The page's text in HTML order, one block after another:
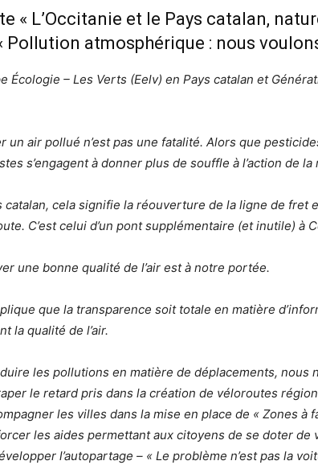
« L’Occitanie et le Pays catalan,
Pollution atmosphérique : nous
Écologie – Les Verts (Eelv) en Pays catalan et
un air pollué n’est pas une fatalité. Alors que
s’engagent à donner plus de souffle à l’action de
catalan, cela signifie la réouverture de la ligne de fret
C’est celui d’un pont supplémentaire (et inutile)
une bonne qualité de l’air est à notre portée.
que la transparence soit totale en matière
la qualité de l’air.
les pollutions en matière de déplacements, nous
le retard pris dans la création de véloroutes
les villes dans la mise en place de « Zones à
les aides permettant aux citoyens de se doter de
l’autopartage – « Le problème n’est pas la